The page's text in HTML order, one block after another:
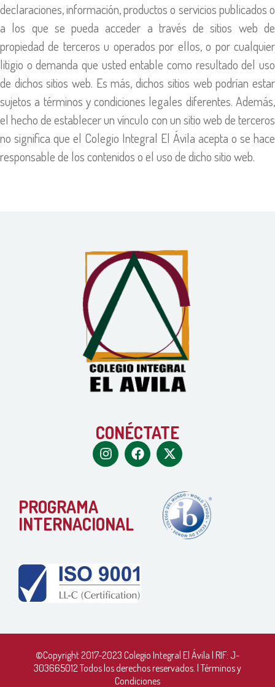
declaraciones, información, productos o servicios publicados o
a los que se pueda acceder a través de sitios web de
propiedad de terceros u operados por ellos, o por cualquier
litigio o demanda que usted entable como resultado del uso
de dichos sitios web. Es más, dichos sitios web podrían estar
sujetos a términos y condiciones legales diferentes. Además,
el hecho de establecer un vínculo con un sitio web de terceros
no significa que el Colegio Integral El Ávila acepta o se hace
responsable de los contenidos o el uso de dicho sitio web.
CONÉCTATE
PROGRAMA
INTERNACIONAL
©Copyright 2017-2023 Colegio Integral El Ávila | RIF: J-
303665012 Todos los derechos reservados. |Términos y
Condiciones